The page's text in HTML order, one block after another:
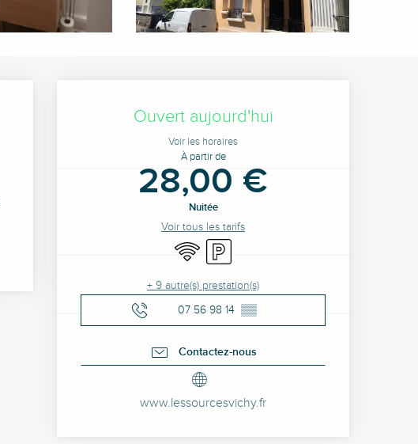
Ouverture et
Ouvert aujourd'hui
Voir les horaires
À partir de
28,00 €
Nuitée
Voir tous les tarifs
WiFi Parking
+ 9 autre(s) prestation(s)
07 56 98 14 ▒▒
Contactez-nous
www.lessourcesvichy.fr